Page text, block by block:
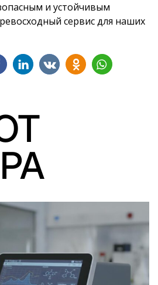
и устойчивым
сервис для наших